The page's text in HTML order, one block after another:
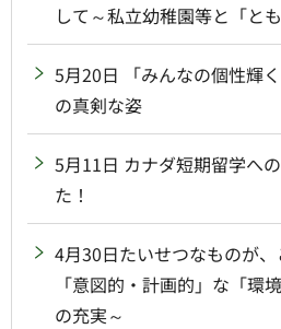
して～私立幼稚園等と「と
5月20日 「みんなの個性輝
の真剣な姿
5月11日 カナダ短期留学へ
た！
4月30日たいせつなものが
「意図的・計画的」な「環
の充実～